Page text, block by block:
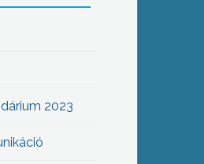
2023